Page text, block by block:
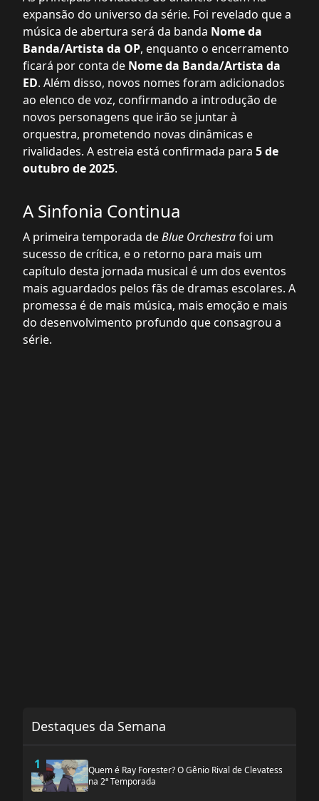
expansão do universo da série. Foi revelado que a
música de abertura será da banda Nome da
Banda/Artista da OP, enquanto o encerramento
ficará por conta de Nome da Banda/Artista da
ED. Além disso, novos nomes foram adicionados
ao elenco de voz, confirmando a introdução de
novos personagens que irão se juntar à
orquestra, prometendo novas dinâmicas e
rivalidades. A estreia está confirmada para 5 de
outubro de 2025.
A Sinfonia Continua
A primeira temporada deBlue Orchestrafoi um
sucesso de crítica, e o retorno para mais um
capítulo desta jornada musical é um dos eventos
mais aguardados pelos fãs de dramas escolares. A
promessa é de mais música, mais emoção e mais
do desenvolvimento profundo que consagrou a
série.
Destaques da Semana
1
Quem é Ray Forester? O Gênio Rival de Clevatess
na 2ª Temporada